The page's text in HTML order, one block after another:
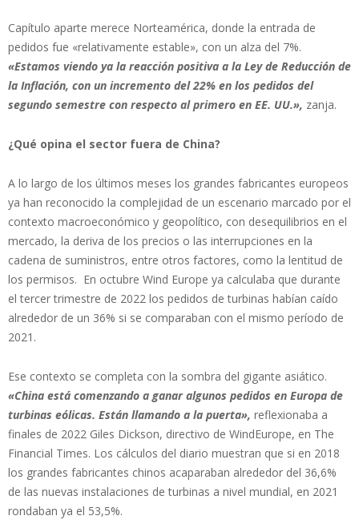
Capítulo aparte merece Norteamérica, donde la entrada de
pedidos fue «relativamente estable», con un alza del 7%.
«Estamos viendo ya la reacción positiva a la Ley de Reducción de
la Inflación, con un incremento del 22% en los pedidos del
segundo semestre con respecto al primero en EE. UU.», zanja.
¿Qué opina el sector fuera de China?
A lo largo de los últimos meses los grandes fabricantes europeos
ya han reconocido la complejidad de un escenario marcado por el
contexto macroeconómico y geopolítico, con desequilibrios en el
mercado, la deriva de los precios o las interrupciones en la
cadena de suministros, entre otros factores, como la lentitud de
los permisos. En octubre Wind Europe ya calculaba que durante
el tercer trimestre de 2022 los pedidos de turbinas habían caído
alrededor de un 36% si se comparaban con el mismo período de
2021.
Ese contexto se completa con la sombra del gigante asiático.
«China está comenzando a ganar algunos pedidos en Europa de
turbinas eólicas. Están llamando a la puerta», reflexionaba a
finales de 2022 Giles Dickson, directivo de WindEurope, en The
Financial Times. Los cálculos del diario muestran que si en 2018
los grandes fabricantes chinos acaparaban alrededor del 36,6%
de las nuevas instalaciones de turbinas a nivel mundial, en 2021
rondaban ya el 53,5%.